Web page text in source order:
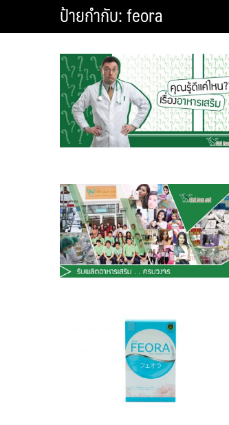
ป้ายกำกับ:feora